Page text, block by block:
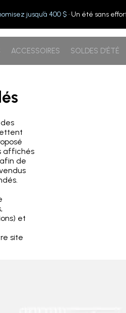
jusqu’à 400 $ · Un été sans
ACCESSOIRES SOLDES D’ÉTÉ
affichés
de
et
site